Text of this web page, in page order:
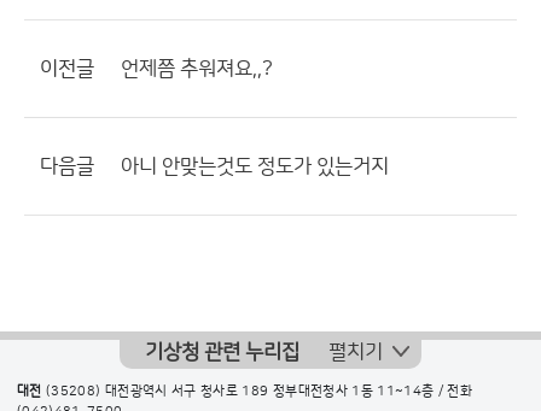
이전글 언제쯤 추워져요,,?
다음글 아니 안맞는것도 정도가 있는거지
기상청 관련 누리집 펼치기
대전 (35208) 대전광역시 서구 청사로 189 정부대전청사 1동 11~14층 / 전화